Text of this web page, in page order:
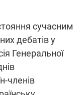
сучасним
дебатів у
Генеральної
членів